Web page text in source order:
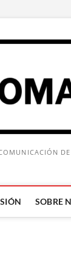
SOBRE
Buscar: